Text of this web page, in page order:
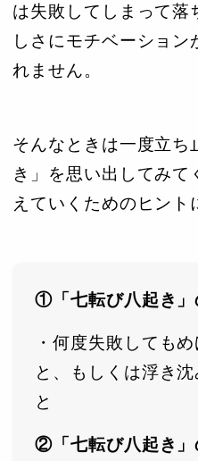
は失敗してしまって落
しさにモチベーション
れません。
そんなときは一度立ち
き」を思い出してみ
えていくためのヒント
①「七転び八起き」
・何度失敗しても
と、もしくは浮き
と
②「七転び八起き」